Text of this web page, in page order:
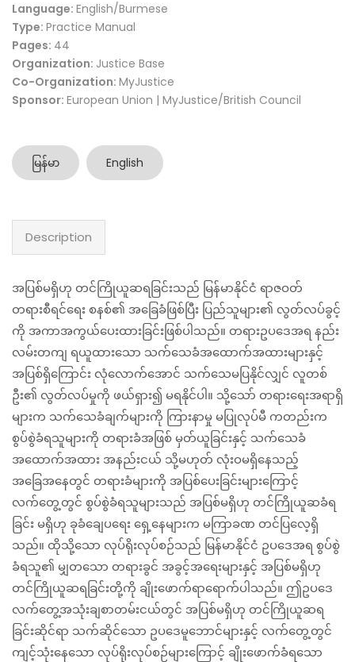
Language: English/Burmese
Type: Practice Manual
Pages: 44
Organization: Justice Base
Co-Organization: MyJustice
Sponsor: European Union | MyJustice/British Council
မြန်မာ English
Description
အပြစ်မရှိဟု တင်ကြိုယူဆရခြင်းသည် မြန်မာနိုင်ငံ ရာဇဝတ်
တရား‌စီရင်ရေး စနစ်၏ အခြေခံဖြစ်ပြီး ပြည်သူများ၏ လွတ်လပ်ခွင့်
ကို အကာအကွယ်ပေးထားခြင်းဖြစ်ပါသည်။ တရားဥပဒေအရ နည်း
လမ်းတကျ ရယူထားသော သက်သေခံအထောက်အထားများနှင့်
အပြစ်ရှိကြောင်း လုံလောက်အောင် သက်သေမပြနိုင်လျှင် လူတစ်
ဦး၏ လွတ်လပ်မှုကို ဖယ်ရှား၍ မရနိုင်ပါ။ သို့သော် တရားရေးအရာရှိ
များက သက်သေခံချက်များကို ကြားနာမှု မပြုလုပ်မီ ကတည်းက
စွပ်စွဲခံရသူများကို တရားခံအဖြစ် မှတ်ယူခြင်းနှင့် သက်သေခံ
အထောက်အထား အနည်းငယ် သို့မဟုတ် လုံးဝမရှိနေသည့်
အခြေအနေတွင် တရားခံများကို အပြစ်ပေးခြင်းများကြောင့်
လက်တွေ့တွင် စွပ်စွဲခံရသူများသည် အပြစ်မရှိဟု တင်ကြိုယူဆခံရ
ခြင်း မရှိဟု ခုခံချေပရေး ရှေ့နေများက မကြာခဏ တင်ပြလေ့ရှိ
သည်။ ထိုသို့သော လုပ်ရိုးလုပ်စဉ်သည် မြန်မာနိုင်ငံ ဥပဒေအရ စွပ်စွဲ
ခံရသူ၏ မျှတသော တရားခွင် အခွင့်အရေးများနှင့် အပြစ်မရှိဟု
တင်ကြိုယူဆရခြင်းတို့ကို ချိုးဖောက်ရာရောက်ပါသည်။ ဤဥပဒေ
လက်တွေ့အသုံးချစာတမ်းငယ်တွင် အပြစ်မရှိဟု တင်ကြိုယူဆရ
ခြင်းဆိုင်ရာ သက်ဆိုင်သော ဥပဒေမူဘောင်များနှင့် လက်တွေ့တွင်
ကျင့်သုံးနေသော လုပ်ရိုးလုပ်စဉ်များကြောင့် ချိုးဖောက်ခံရသော